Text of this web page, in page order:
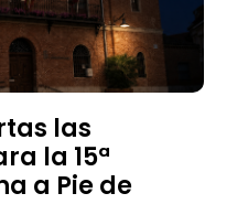
las
la 15ª
a Pie de